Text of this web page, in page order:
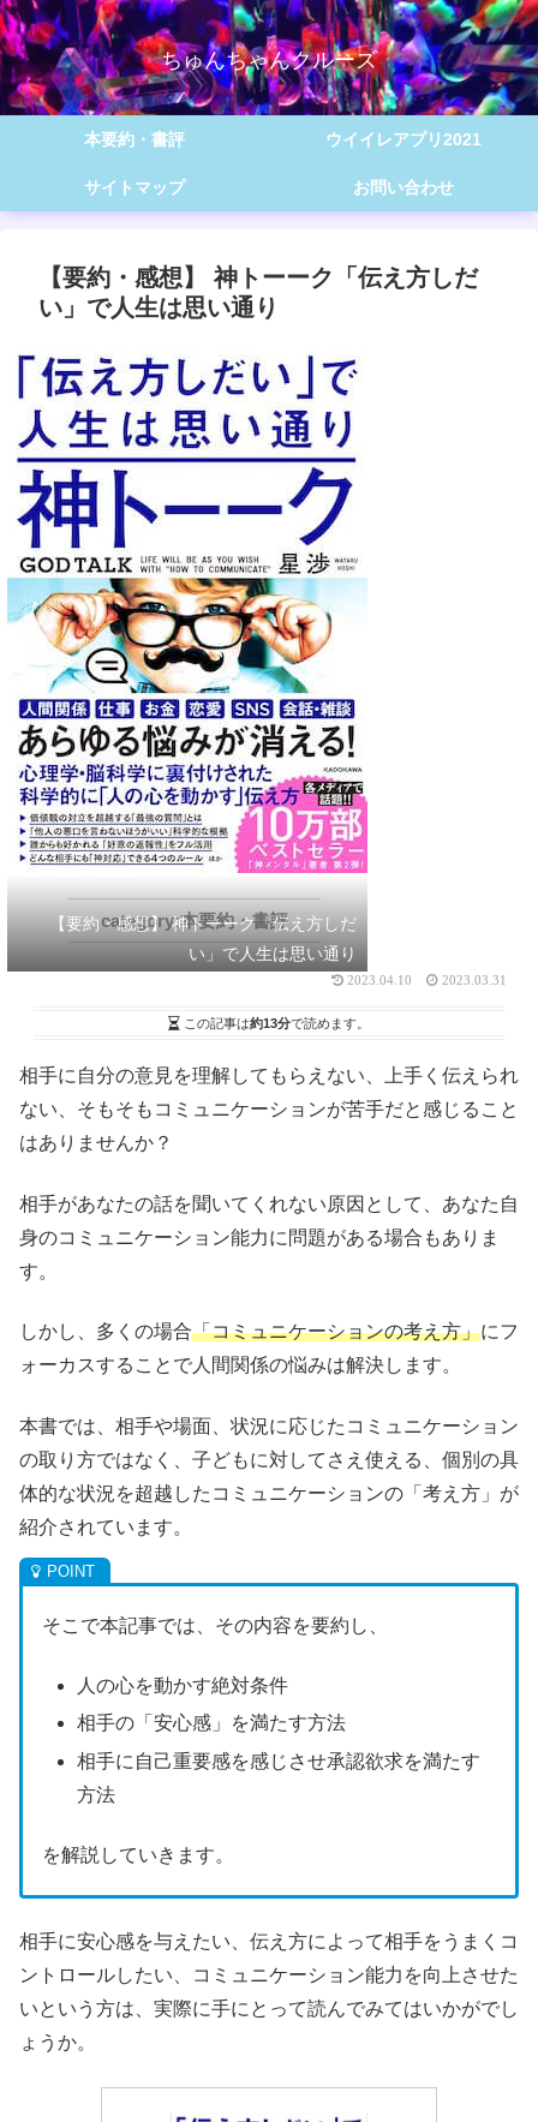
ちゅんちゃんクルーズ
本要約・書評 ウイイレアプリ2021
サイトマップ お問い合わせ
【要約・感想】 神トーーク「伝え方しだ
い」で人生は思い通り
本要約・書評
【要約・感想】 神トーーク「伝え方しだ
い」で人生は思い通り
2023.04.10 2023.03.31
この記事は約13分で読めます。
相手に自分の意見を理解してもらえない、上手く伝えられ
ない、そもそもコミュニケーションが苦手だと感じること
はありませんか？
相手があなたの話を聞いてくれない原因として、あなた自
身のコミュニケーション能力に問題がある場合もありま
す。
しかし、多くの場合「コミュニケーションの考え方」にフ
ォーカスすることで人間関係の悩みは解決します。
本書では、相手や場面、状況に応じたコミュニケーション
の取り方ではなく、子どもに対してさえ使える、個別の具
体的な状況を超越したコミュニケーションの「考え方」が
紹介されています。
そこで本記事では、その内容を要約し、
人の心を動かす絶対条件
相手の「安心感」を満たす方法
相手に自己重要感を感じさせ承認欲求を満たす
方法
を解説していきます。
相手に安心感を与えたい、伝え方によって相手をうまくコ
ントロールしたい、コミュニケーション能力を向上させた
いという方は、実際に手にとって読んでみてはいかがでし
ょうか。